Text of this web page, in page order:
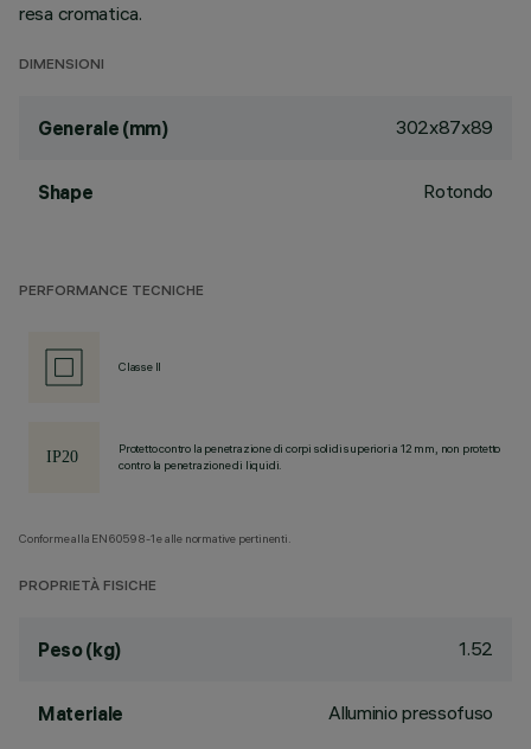
resa cromatica.
DIMENSIONI
Generale (mm) 302x87x89
Shape Rotondo
PERFORMANCE TECNICHE
Classe II
Protetto contro la penetrazione di corpi solidi superiori a 12 mm, non protetto
contro la penetrazione di liquidi.
Conforme alla EN60598-1 e alle normative pertinenti.
PROPRIETÀ FISICHE
Peso (kg) 1.52
Materiale Alluminio pressofuso